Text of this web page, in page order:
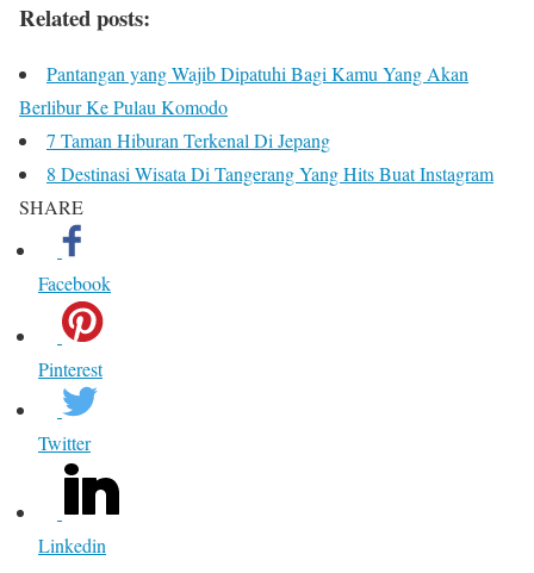
Related posts:
Pantangan yang Wajib Dipatuhi Bagi Kamu Yang Akan
Berlibur Ke Pulau Komodo
7 Taman Hiburan Terkenal Di Jepang
8 Destinasi Wisata Di Tangerang Yang Hits Buat Instagram
SHARE
Facebook
Pinterest
Twitter
Linkedin